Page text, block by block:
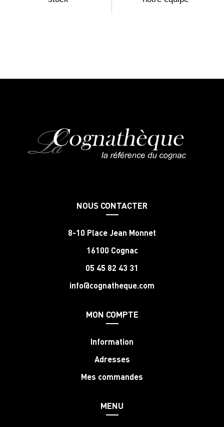
NOUS CONTACTER
8-10 Place Jean Monnet
16100 Cognac
05 45 82 43 31
info@cognatheque.com
MON COMPTE
Information
Adresses
Mes commandes
MENU